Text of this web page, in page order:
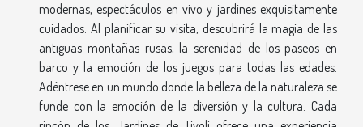
modernas, espectáculos en vivo y jardines exquisitamente
cuidados. Al planificar su visita, descubrirá la magia de las
antiguas montañas rusas, la serenidad de los paseos en
barco y la emoción de los juegos para todas las edades.
Adéntrese en un mundo donde la belleza de la naturaleza se
funde con la emoción de la diversión y la cultura. Cada